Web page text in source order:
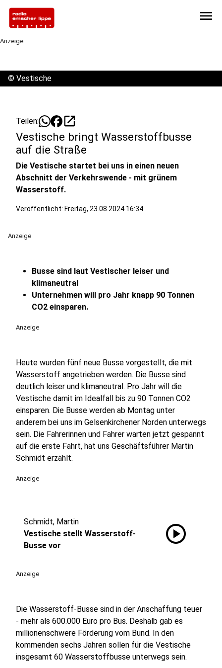
menu
Anzeige
© Vestische
Teilen: open_in_new
Vestische bringt Wasserstoffbusse
auf die Straße
Die Vestische startet bei uns in einen neuen
Abschnitt der Verkehrswende - mit grünem
Wasserstoff.
Veröffentlicht: Freitag, 23.08.2024 16:34
Anzeige
Busse sind laut Vestischer leiser und
klimaneutral
Unternehmen will pro Jahr knapp 90 Tonnen
CO2 einsparen.
Anzeige
Heute wurden fünf neue Busse vorgestellt, die mit
Wasserstoff angetrieben werden. Die Busse sind
deutlich leiser und klimaneutral. Pro Jahr will die
Vestische damit im Idealfall bis zu 90 Tonnen CO2
einsparen. Die Busse werden ab Montag unter
anderem bei uns im Gelsenkirchener Norden unterwegs
sein. Die Fahrerinnen und Fahrer warten jetzt gespannt
auf die erste Fahrt, hat uns Geschäftsführer Martin
Schmidt erzählt.
Anzeige
Schmidt, Martin
Vestische stellt Wasserstoff-
Busse vor
play_circle
Anzeige
Die Wasserstoff-Busse sind in der Anschaffung teuer
- mehr als 600.000 Euro pro Bus. Deshalb gab es
millionenschwere Förderung vom Bund. In den
kommenden sechs Jahren sollen für die Vestische
insgesamt 60 Wasserstoffbusse unterwegs sein.